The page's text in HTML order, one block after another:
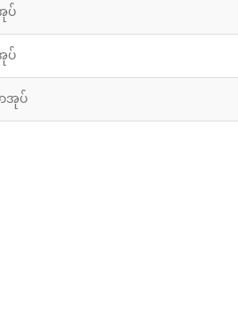
ပ်
ပ်
ာအုပ်